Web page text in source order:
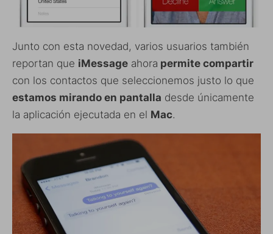
Junto con esta novedad, varios usuarios también
reportan que iMessage ahora permite compartir
con los contactos que seleccionemos justo lo que
estamos mirando en pantalla desde únicamente
la aplicación ejecutada en el Mac.